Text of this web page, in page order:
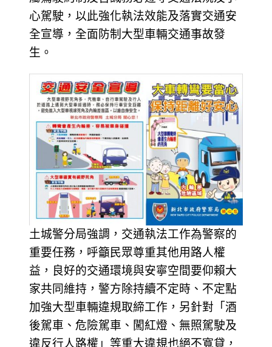
心駕駛，以此強化執法效能及落實交通安
全宣導，全面防制大型車輛交通事故發
生。
土城警分局強調，交通執法工作為警察的
重要任務，呼籲民眾尊重其他用路人權
益，良好的交通環境與安寧空間要仰賴大
家共同維持，警方除持續不定時、不定點
加強大型車輛違規取締工作，另針對「酒
後駕車、危險駕車、闖紅燈、無照駕駛及
違反行人路權」等重大違規也絕不寬貸，